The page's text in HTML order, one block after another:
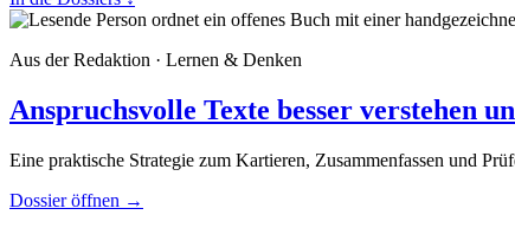
Aus der Redaktion · Lernen & Denken
Anspruchsvolle Texte besser verstehen
Eine praktische Strategie zum Kartieren, Zusammenfassen und
Dossier öffnen →